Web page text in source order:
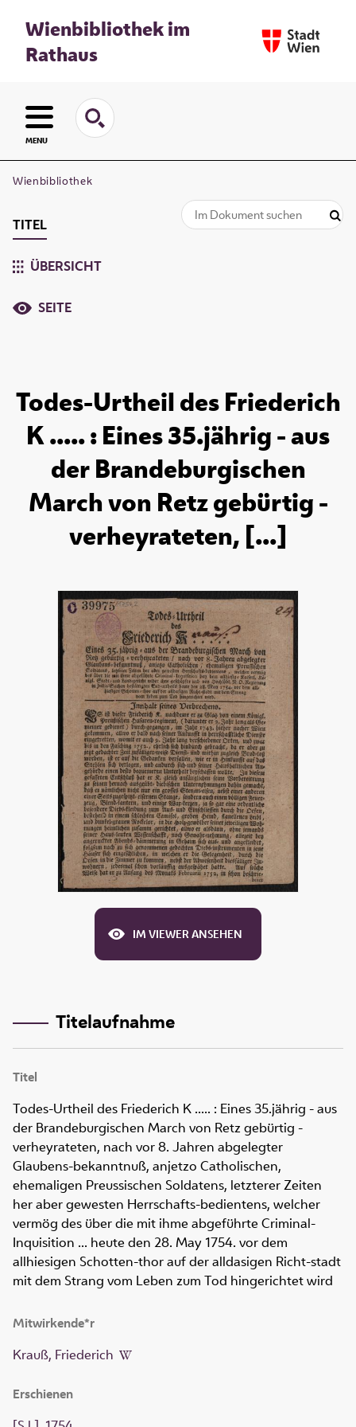
Wienbibliothek im
Rathaus
MENU
Wienbibliothek
TITEL
ÜBERSICHT
SEITE
Todes-Urtheil des Friederich
K ..... : Eines 35.jährig - aus
der Brandeburgischen
March von Retz gebürtig -
verheyrateten, [...]
IM VIEWER ANSEHEN
Titelaufnahme
Titel
Todes-Urtheil des Friederich K ..... : Eines 35.jährig - aus
der Brandeburgischen March von Retz gebürtig -
verheyrateten, nach vor 8. Jahren abgelegter
Glaubens-bekanntnuß, anjetzo Catholischen,
ehemaligen Preussischen Soldatens, letzterer Zeiten
her aber gewesten Herrschafts-bedientens, welcher
vermög des über die mit ihme abgeführte Criminal-
Inquisition ... heute den 28. May 1754. vor dem
allhiesigen Schotten-thor auf der alldasigen Richt-stadt
mit dem Strang vom Leben zum Tod hingerichtet wird
Mitwirkende*r
Krauß, Friederich
Erschienen